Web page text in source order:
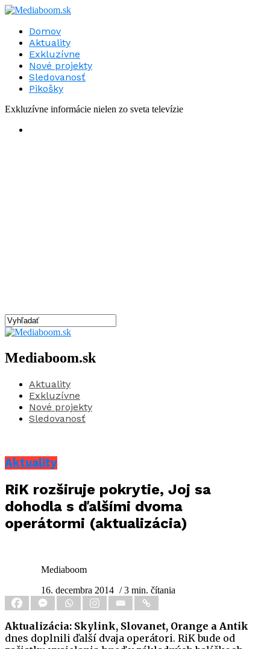
Domov
Aktuality
Exkluzívne
Nové projekty
Sledovanosť
Pikošky
Exkluzívne informácie nielen zo sveta televízie
Mediaboom.sk
Aktuality
Exkluzívne
Nové projekty
Sledovanosť
Aktuality
RiK rozširuje pokrytie, Joj sa
dohodla s ďalšími dvoma
operátormi (aktualizácia)
Mediaboom
16. decembra 2014 / 3 min. čítania
Aktualizácia: Skylink, Slovanet, Orange a Antik
dnes doplnili ďalší dvaja operátori. RiK bude od